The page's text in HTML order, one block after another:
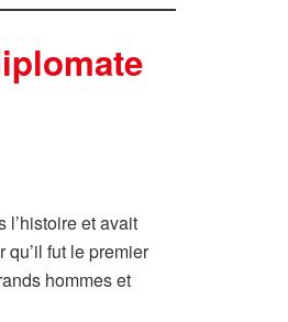
l’histoire et avait
fut le premier
hommes et